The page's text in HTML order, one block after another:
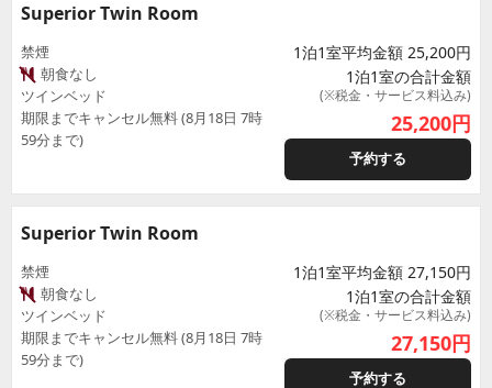
Superior Twin Room
禁煙
朝食なし
ツインベッド
期限までキャンセル無料 (8月18日 7時
59分まで)
1泊1室平均金額 25,200円
1泊1室の合計金額
(※税金・サービス料込み)
25,200円
予約する
Superior Twin Room
禁煙
朝食なし
ツインベッド
期限までキャンセル無料 (8月18日 7時
59分まで)
1泊1室平均金額 27,150円
1泊1室の合計金額
(※税金・サービス料込み)
27,150円
予約する